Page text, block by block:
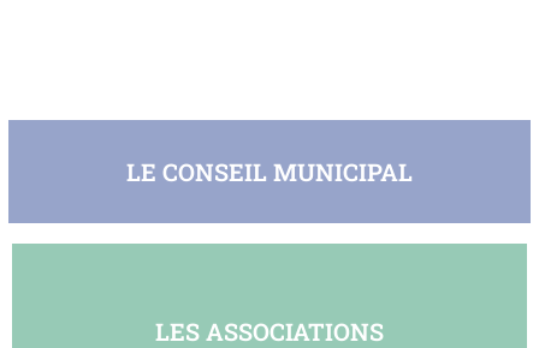
LE CONSEIL MUNICIPAL
LES ASSOCIATIONS